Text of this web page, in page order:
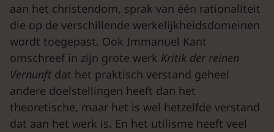
aan het christendom, sprak van één rationaliteit
die op de verschillende werkelijkheidsdomeinen
wordt toegepast. Ook Immanuel Kant
omschreef in zijn grote werk Kritik der reinen
Vernunft dat het praktisch verstand geheel
andere doelstellingen heeft dan het
theoretische, maar het is wel hetzelfde verstand
dat aan het werk is. En het utilisme heeft veel